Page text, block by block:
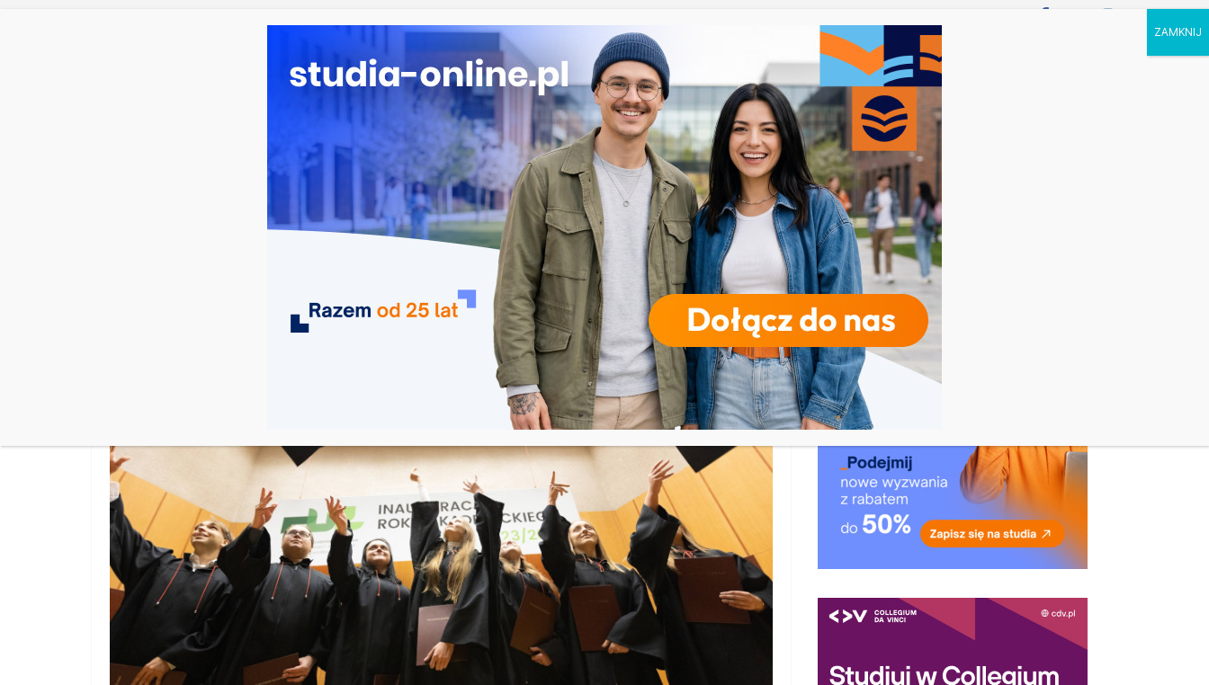
Długosza w Częstochowie
Biotechnologia – Uniwersytet Przyrodniczy w Poznaniu
Zarządzanie w turystyce w Katowicach
Turystyka – Uniwersytet Wrocławski
Oceanotechnika w Szczecinie
UCZELNIE KIERUNKI RODZAJE STUDIÓW REKRUTACJA DRZWI OTWARTE TOP STUDIA KALENDARZ